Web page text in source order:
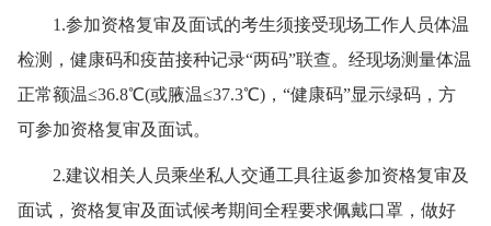
1.参加资格复审及面试的考生须接受现场工作人员体温
检测，健康码和疫苗接种记录“两码”联查。经现场测量体温
正常额温≤36.8℃(或腋温≤37.3℃)，“健康码”显示绿码，方
可参加资格复审及面试。
2.建议相关人员乘坐私人交通工具往返参加资格复审及
面试，资格复审及面试候考期间全程要求佩戴口罩，做好